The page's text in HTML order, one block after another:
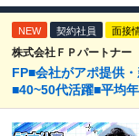
NEW 契約社員 面接
株式会社ＦＰパートナー
FP■会社がアポ提供
■40~50代活躍■平均